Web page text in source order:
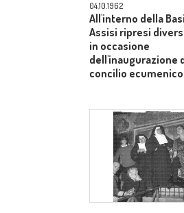
04.10.1962
All'interno della
Assisi ripresi
in occasione
dell'inaugurazione
concilio